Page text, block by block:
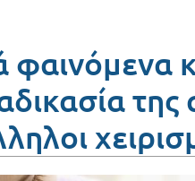
φαινόμενα